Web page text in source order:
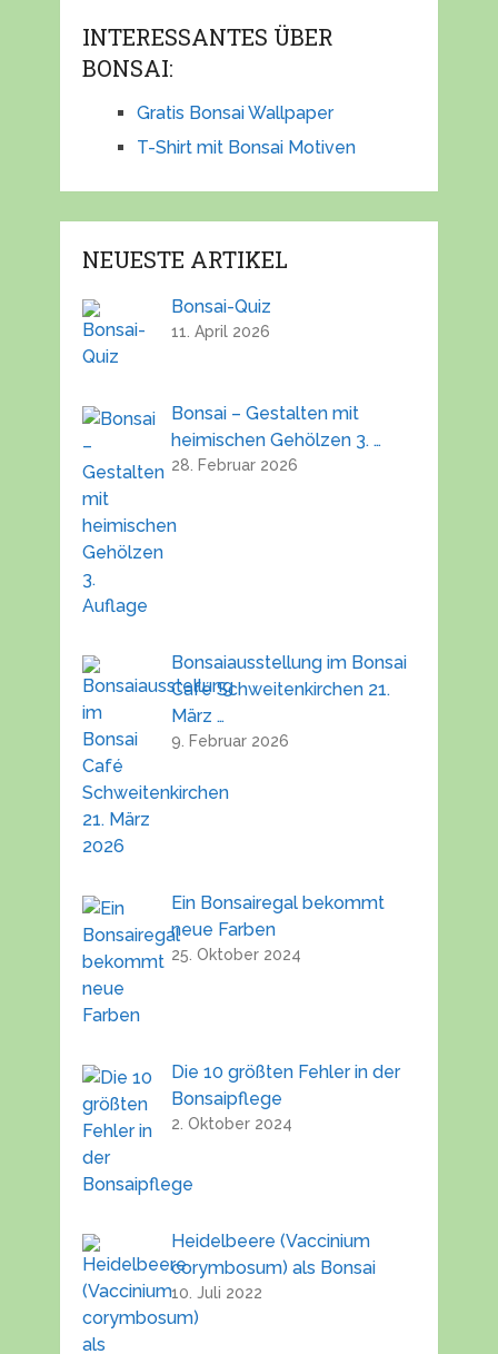
INTERESSANTES ÜBER
BONSAI:
Gratis Bonsai Wallpaper
T-Shirt mit Bonsai Motiven
NEUESTE ARTIKEL
Bonsai-Quiz
11. April 2026
Bonsai – Gestalten mit
heimischen Gehölzen 3. …
28. Februar 2026
Bonsaiausstellung im Bonsai
Café Schweitenkirchen 21.
März …
9. Februar 2026
Ein Bonsairegal bekommt
neue Farben
25. Oktober 2024
Die 10 größten Fehler in der
Bonsaipflege
2. Oktober 2024
Heidelbeere (Vaccinium
corymbosum) als Bonsai
10. Juli 2022